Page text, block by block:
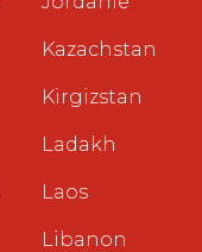
Kazachstan
Kirgizstan
Ladakh
Laos
Libanon